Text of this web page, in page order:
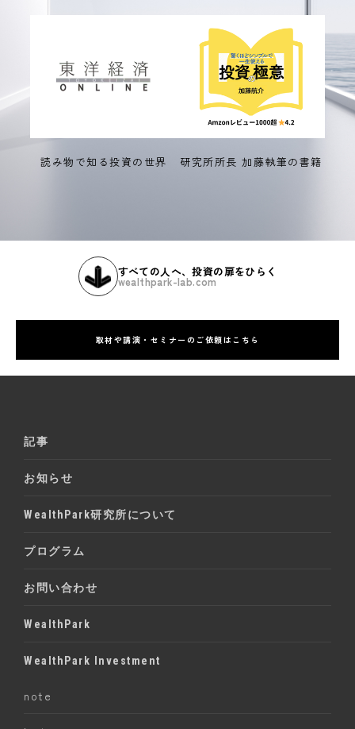
読み物で知る投資の世界 研究所所長 加藤執筆の書籍
すべての人へ、投資の扉をひらく
wealthpark-lab.com
取材や講演・セミナーのご依頼はこちら
記事
お知らせ
WealthPark研究所について
プログラム
お問い合わせ
WealthPark
WealthPark Investment
note